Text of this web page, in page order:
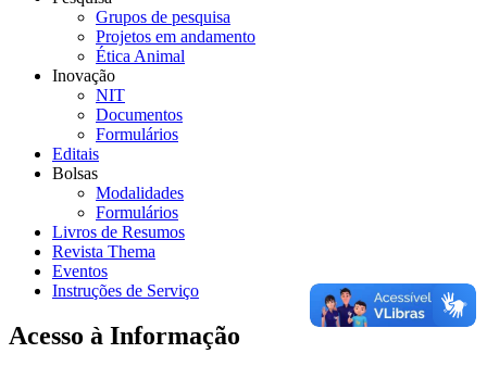
Grupos de pesquisa
Projetos em andamento
Ética Animal
Inovação
NIT
Documentos
Formulários
Editais
Bolsas
Modalidades
Formulários
Livros de Resumos
Revista Thema
Eventos
Instruções de Serviço
Acesso à Informação